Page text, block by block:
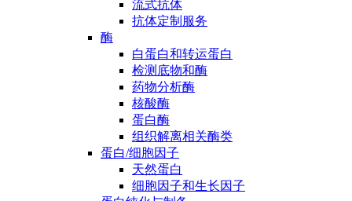
流式抗体
抗体定制服务
酶
白蛋白和转运蛋白
检测底物和酶
药物分析酶
核酸酶
蛋白酶
组织解离相关酶类
蛋白/细胞因子
天然蛋白
细胞因子和生长因子